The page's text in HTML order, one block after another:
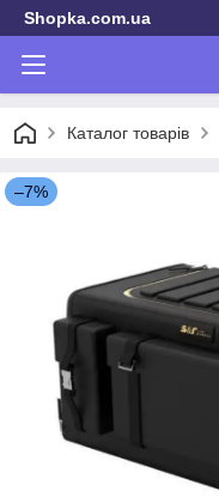
Shopka.com.ua
Каталог товарів
–7%